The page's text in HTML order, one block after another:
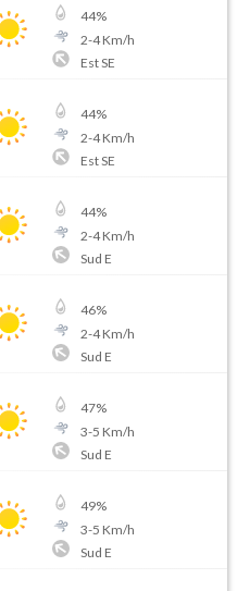
44%
2-4Km/h
Est SE
44%
2-4Km/h
Est SE
44%
2-4Km/h
Sud E
46%
2-4Km/h
Sud E
47%
3-5 Km/h
Sud E
49%
3-5 Km/h
Sud E